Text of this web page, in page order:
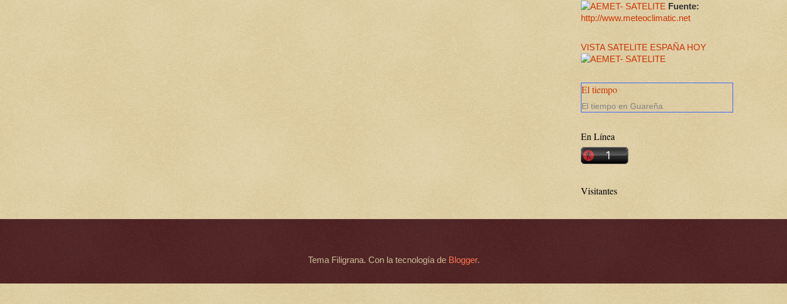
Fuente:
http://www.meteoclimatic.net
VISTA SATELITE ESPAÑA HOY
El tiempo
El tiempo en Guareña
En Línea
Visitantes
Tema Filigrana. Con la tecnología de Blogger.